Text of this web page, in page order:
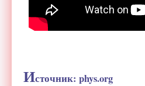
Источник: phys.org